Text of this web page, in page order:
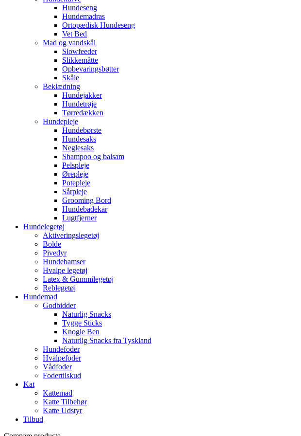
Hundeseng
Hundemadras
Ortopædisk Hundeseng
Vet Bed
Mad og vandskål
Slowfeeder
Slikkemåtte
Opbevaringsbøtter
Skåle
Beklædning
Hundejakker
Hundetrøje
Tørredækken
Hundepleje
Hundebørste
Hundesaks
Neglesaks
Shampoo og balsam
Pelspleje
Ørepleje
Potepleje
Sårpleje
Grooming Bord
Hundebadekar
Lugtfjerner
Hundelegetøj
Aktiveringslegetøj
Bolde
Pivedyr
Hundebamser
Hvalpe legetøj
Latex & Gummilegetøj
Reblegetøj
Hundemad
Godbidder
Naturlig Snacks
Tygge Sticks
Knogle Ben
Naturlig Snacks fra Tyskland
Hundefoder
Hvalpefoder
Vådfoder
Fodertilskud
Kat
Kattemad
Katte Tilbehør
Katte Udstyr
Tilbud